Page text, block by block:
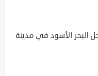
البحر الأسود في مدينة